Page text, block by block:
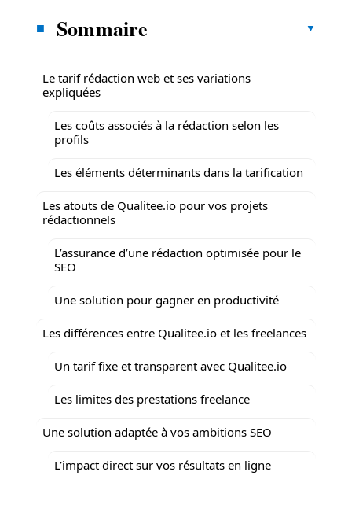
Sommaire
Le tarif rédaction web et ses variations
expliquées
Les coûts associés à la rédaction selon les
profils
Les éléments déterminants dans la tarification
Les atouts de Qualitee.io pour vos projets
rédactionnels
L’assurance d’une rédaction optimisée pour le
SEO
Une solution pour gagner en productivité
Les différences entre Qualitee.io et les freelances
Un tarif fixe et transparent avec Qualitee.io
Les limites des prestations freelance
Une solution adaptée à vos ambitions SEO
L’impact direct sur vos résultats en ligne